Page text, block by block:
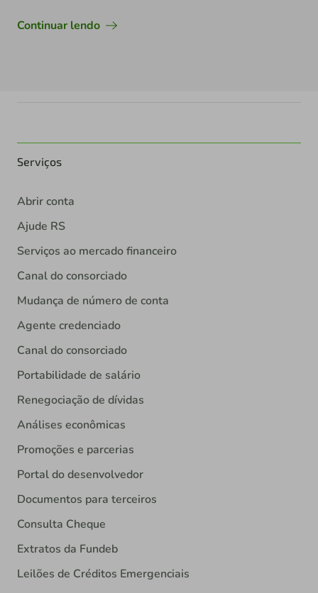
Continuar lendo
Serviços
Abrir conta
Ajude RS
Serviços ao mercado financeiro
Canal do consorciado
Mudança de número de conta
Agente credenciado
Canal do consorciado
Portabilidade de salário
Renegociação de dívidas
Análises econômicas
Promoções e parcerias
Portal do desenvolvedor
Documentos para terceiros
Consulta Cheque
Extratos da Fundeb
Leilões de Créditos Emergenciais